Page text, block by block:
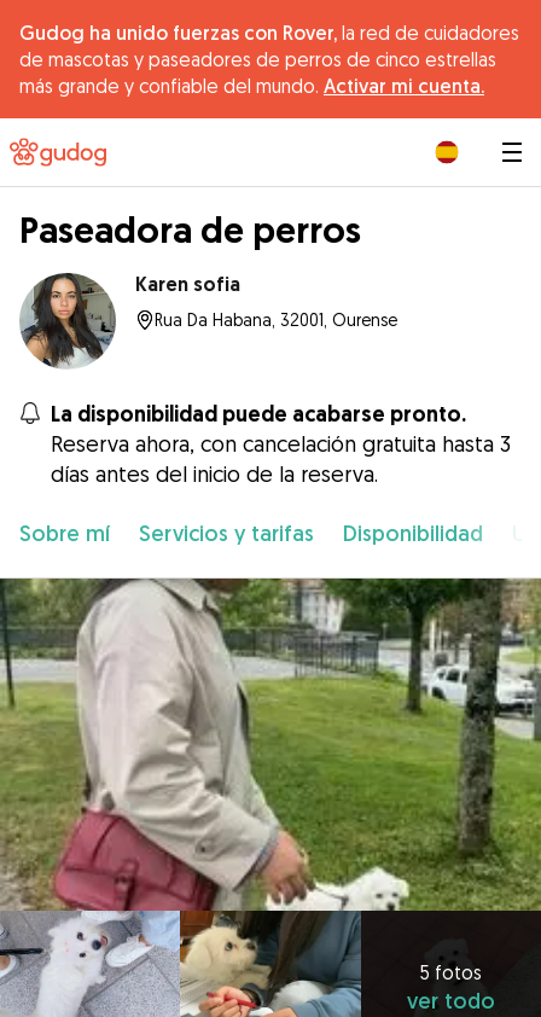
Gudog ha unido fuerzas con Rover, la red de cuidadores
de mascotas y paseadores de perros de cinco estrellas
más grande y confiable del mundo. Activar mi cuenta.
Paseadora de perros
Karen sofia
Rua Da Habana, 32001, Ourense
La disponibilidad puede acabarse pronto.
Reserva ahora, con cancelación gratuita hasta 3
días antes del inicio de la reserva.
Sobre mí Servicios y tarifas Disponibilidad
5 fotos
ver todo